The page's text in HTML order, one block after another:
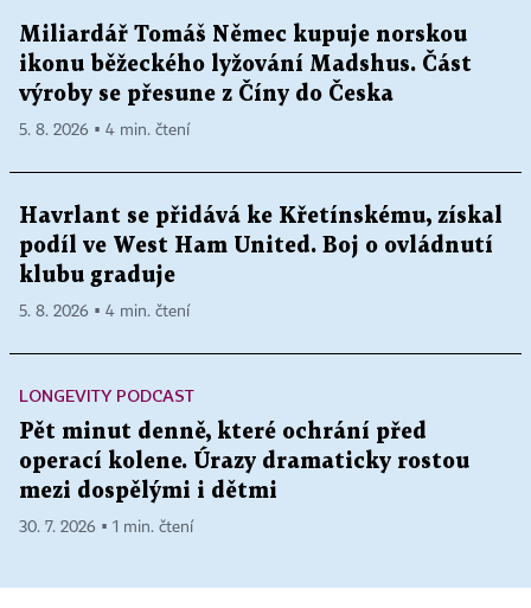
Miliardář Tomáš Němec kupuje norskou
ikonu běžeckého lyžování Madshus. Část
výroby se přesune z Číny do Česka
5. 8. 2026 ▪ 4 min. čtení
Havrlant se přidává ke Křetínskému, získal
podíl ve West Ham United. Boj o ovládnutí
klubu graduje
5. 8. 2026 ▪ 4 min. čtení
LONGEVITY PODCAST
Pět minut denně, které ochrání před
operací kolene. Úrazy dramaticky rostou
mezi dospělými i dětmi
30. 7. 2026 ▪ 1 min. čtení